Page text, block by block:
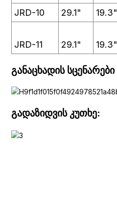
JRD-10
29.1" 19.3"
JRD-11 29.1" 19.3"
განაცხადის სცენარები
გადაზიდვის კუთხე: